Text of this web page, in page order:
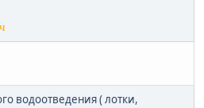
водоотведения ( лотки,